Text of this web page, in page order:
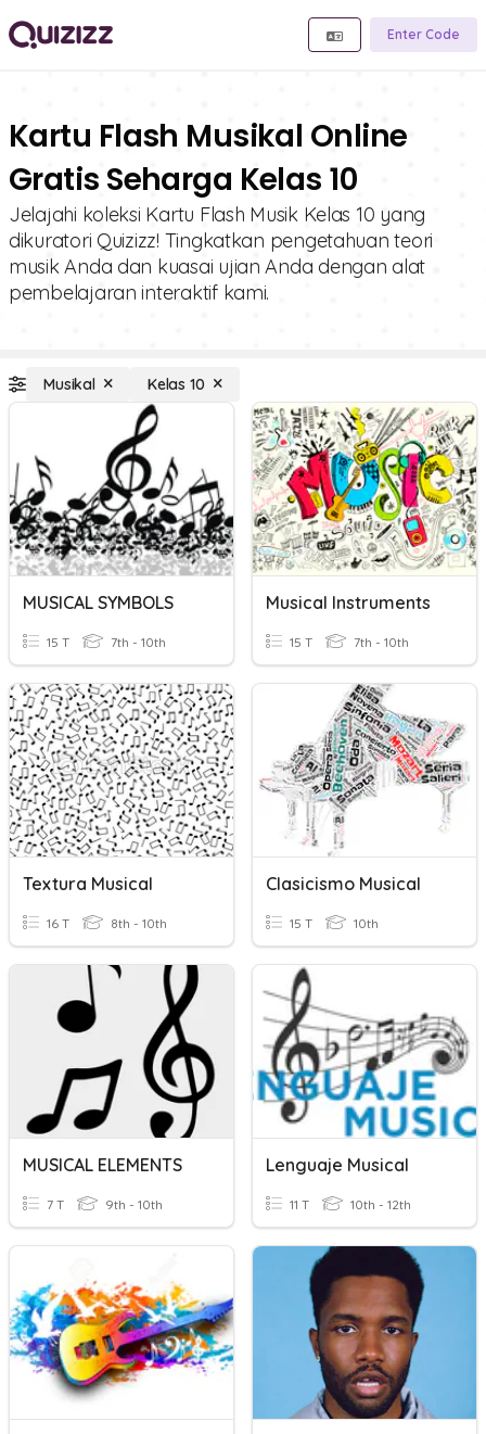
Enter Code
Kartu Flash Musikal Online
Gratis Seharga Kelas 10
Jelajahi koleksi Kartu Flash Musik Kelas 10 yang
dikuratori Quizizz! Tingkatkan pengetahuan teori
musik Anda dan kuasai ujian Anda dengan alat
pembelajaran interaktif kami.
Musikal Kelas 10
MUSICAL SYMBOLS
15 T 7th - 10th
Musical Instruments
15 T 7th - 10th
Textura Musical
16 T 8th - 10th
Clasicismo Musical
15 T 10th
MUSICAL ELEMENTS
7 T 9th - 10th
Lenguaje Musical
11 T 10th - 12th